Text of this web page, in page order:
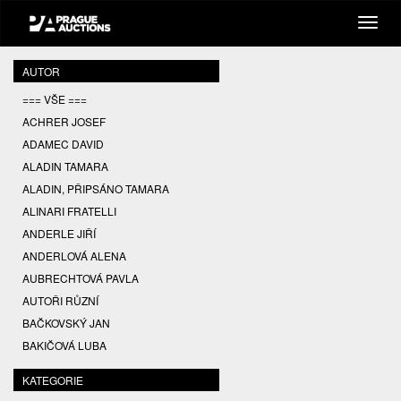
AUTOR
=== VŠE ===
ACHRER JOSEF
ADAMEC DAVID
ALADIN TAMARA
ALADIN, PŘIPSÁNO TAMARA
ALINARI FRATELLI
ANDERLE JIŘÍ
ANDERLOVÁ ALENA
AUBRECHTOVÁ PAVLA
AUTOŘI RŮZNÍ
BAČKOVSKÝ JAN
BAKIČOVÁ LUBA
BALCAR JIŘÍ
BALCAR KAREL
KATEGORIE